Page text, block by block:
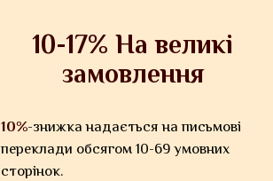
10-17% На великі
замовлення
10%-знижка надається на письмові
переклади обсягом 10-69 умовних
сторінок.